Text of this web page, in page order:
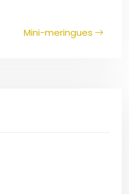
Mini-meringues